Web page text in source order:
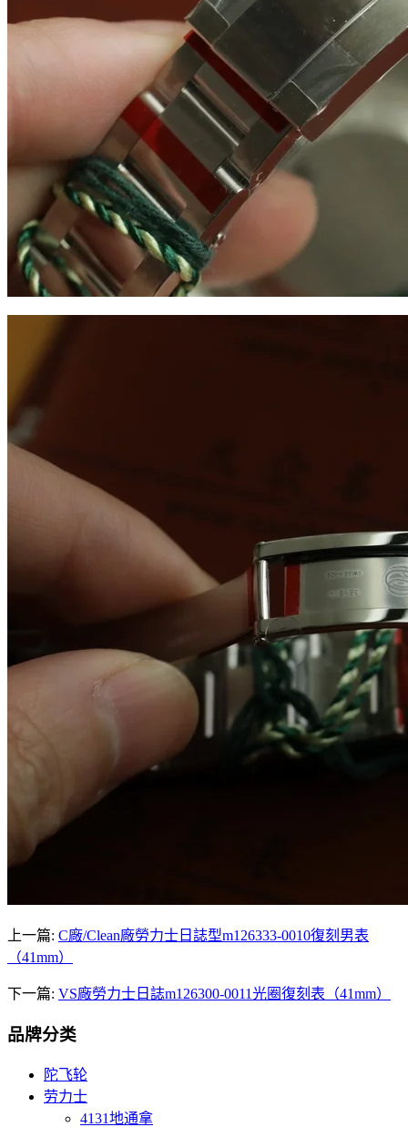
上一篇: C廠/Clean廠勞力士日誌型m126333-0010復刻男表
（41mm）
下一篇: VS廠勞力士日誌m126300-0011光圈復刻表（41mm）
品牌分类
陀飞轮
劳力士
4131地通拿